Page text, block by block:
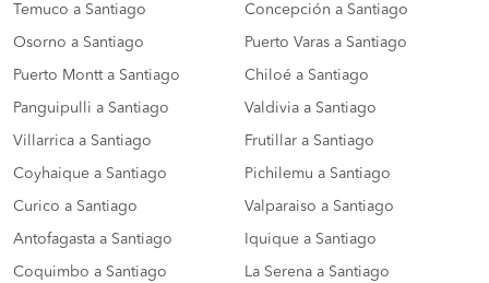
Temuco a Santiago Concepción a Santiago
Osorno a Santiago Puerto Varas a Santiago
Puerto Montt a Santiago Chiloé a Santiago
Panguipulli a Santiago Valdivia a Santiago
Villarrica a Santiago Frutillar a Santiago
Coyhaique a Santiago Pichilemu a Santiago
Curico a Santiago Valparaiso a Santiago
Antofagasta a Santiago Iquique a Santiago
Coquimbo a Santiago La Serena a Santiago